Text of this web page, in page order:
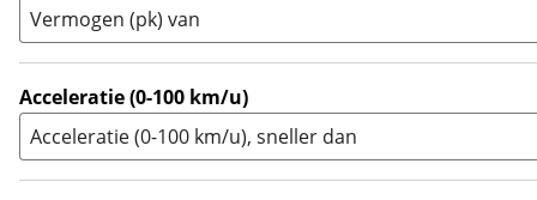
Zijspan 0)
Vermogen (pk) van
Acceleratie (0-100 km/u)
Acceleratie (0-100 km/u), sneller dan